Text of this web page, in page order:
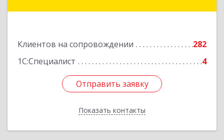
Клиентов на сопровождении
282
1С:Специалист
4
Отправить заявку
Показать контакты
Отправить заявку
Назад